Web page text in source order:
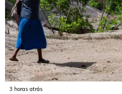
3 horas atrás